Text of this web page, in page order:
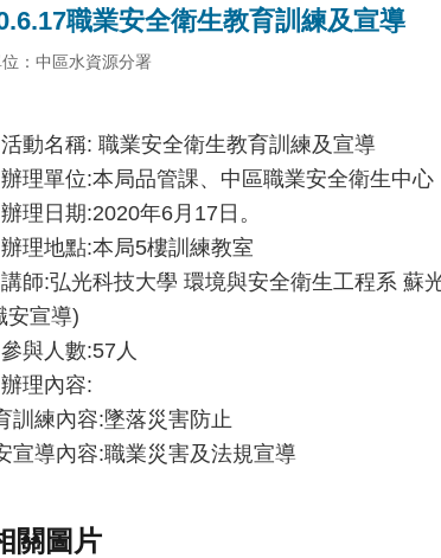
職業安全衛生教育訓練及宣導
：中區水資源分署
動名稱: 職業安全衛生教育訓練及宣導
理單位:本局品管課、中區職業安全衛生中心
理日期:2020年6月17日。
理地點:本局5樓訓練教室
師:弘光科技大學 環境與安全衛生工程系 蘇
安宣導)
與人數:57人
理內容:
訓練內容:墜落災害防止
宣導內容:職業災害及法規宣導
關圖片